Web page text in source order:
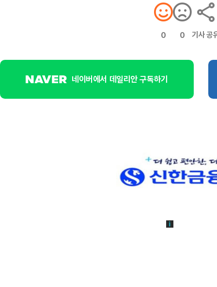
0 0 기사 공
네이버에서 데일리안 구독하기